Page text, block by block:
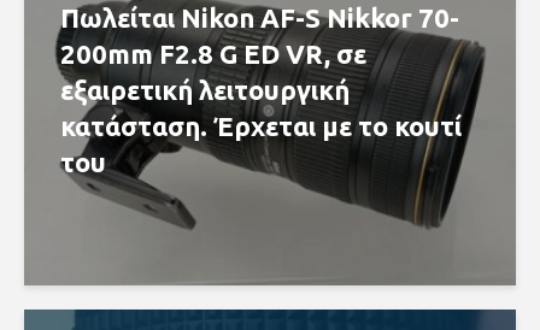
Πωλείται Nikon AF-S Nikkor 70-
200mm F2.8 G ED VR, σε
εξαιρετική λειτουργική
κατάσταση. Έρχεται με το κουτί
του